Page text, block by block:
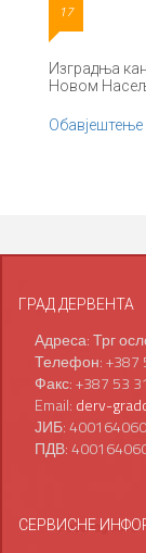
17
Изградња
Новом
ГРАД ДЕРВЕНТА
Адреса: Трг
Телефон: +387
Факс: +387 53
Email: derv-
ЈИБ:
ПДВ:
СЕРВИСНЕ